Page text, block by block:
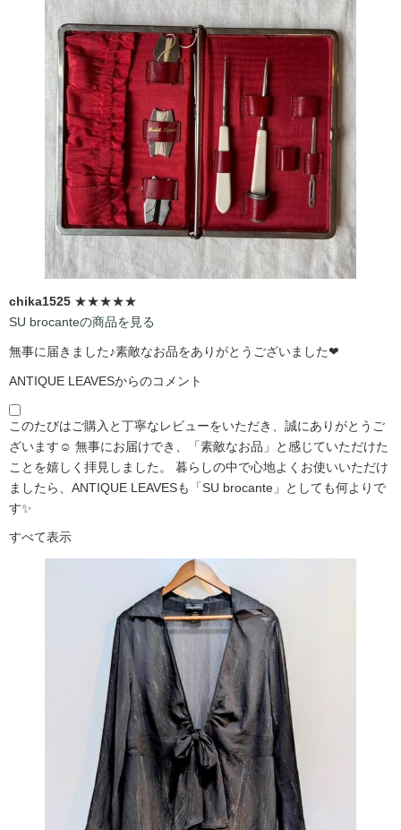
chika1525 ★★★★★
SU brocanteの商品を見る
無事に届きました♪素敵なお品をありがとうございました❤
ANTIQUE LEAVESからのコメント
このたびはご購入と丁寧なレビューをいただき、誠にありがとうご
ざいます☺️ 無事にお届けでき、「素敵なお品」と感じていただけた
ことを嬉しく拝見しました。 暮らしの中で心地よくお使いいただけ
ましたら、ANTIQUE LEAVESも「SU brocante」としても何よりで
す✨
すべて表示